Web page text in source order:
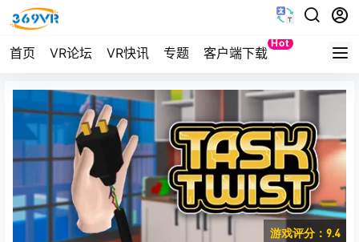
首页 VR论坛 VR快讯 专题 客户端下载
Hot
Quest
游戏评分：9.4